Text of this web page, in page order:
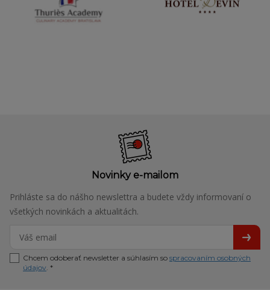
Novinky e-mailom
Prihláste sa do nášho newslettra a budete vždy informovaní o
všetkých novinkách a aktualitách.
Chcem odoberať newsletter a súhlasím so spracovaním osobných
údajov . *